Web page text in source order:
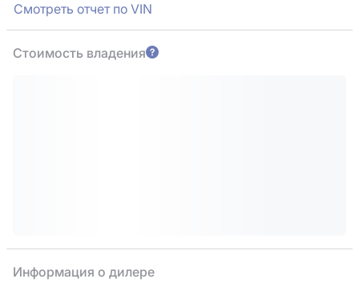
Смотреть отчет по VIN
Стоимость владения
Информация о дилере